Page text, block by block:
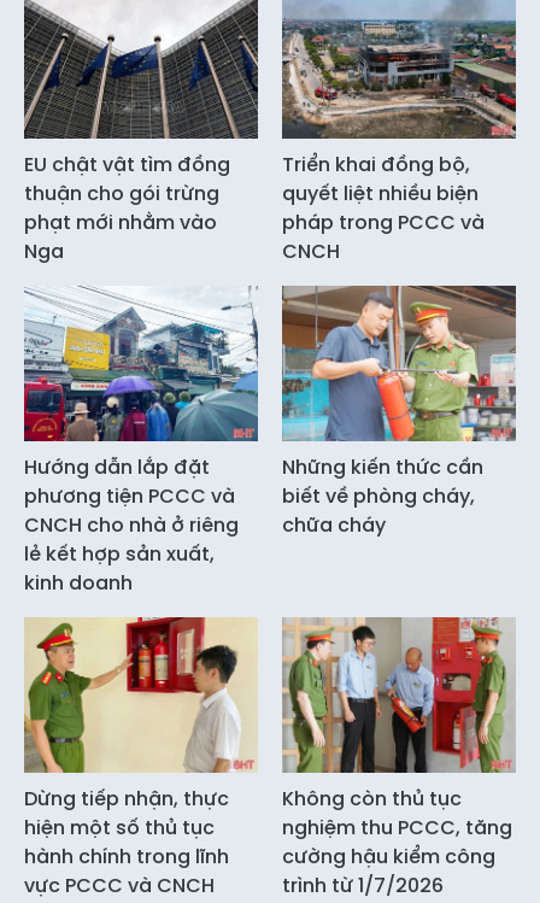
EU chật vật tìm đồng
thuận cho gói trừng
phạt mới nhằm vào
Nga
Triển khai đồng bộ,
quyết liệt nhiều biện
pháp trong PCCC và
CNCH
Hướng dẫn lắp đặt
phương tiện PCCC và
CNCH cho nhà ở riêng
lẻ kết hợp sản xuất,
kinh doanh
Những kiến thức cần
biết về phòng cháy,
chữa cháy
Dừng tiếp nhận, thực
hiện một số thủ tục
hành chính trong lĩnh
vực PCCC và CNCH
Không còn thủ tục
nghiệm thu PCCC, tăng
cường hậu kiểm công
trình từ 1/7/2026